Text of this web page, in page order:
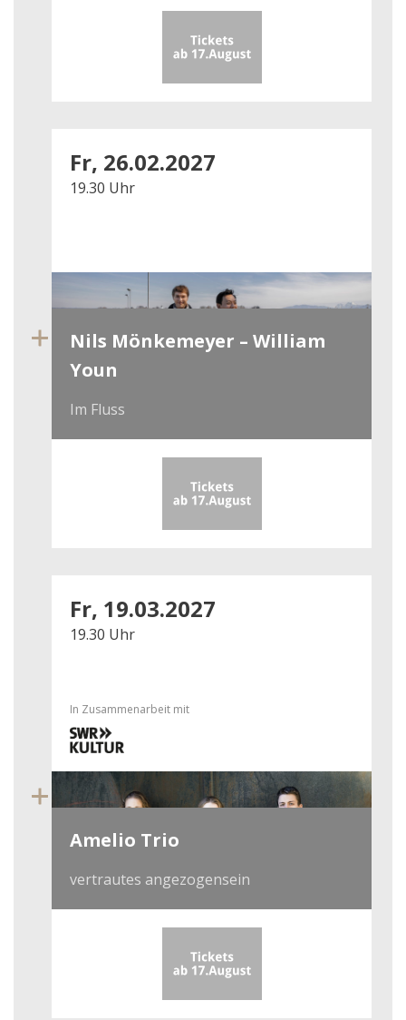
Fr, 26.02.2027
19.30 Uhr
Nils Mönkemeyer – William
Youn
Im Fluss
Fr, 19.03.2027
19.30 Uhr
In Zusammenarbeit mit
Amelio Trio
vertrautes angezogensein